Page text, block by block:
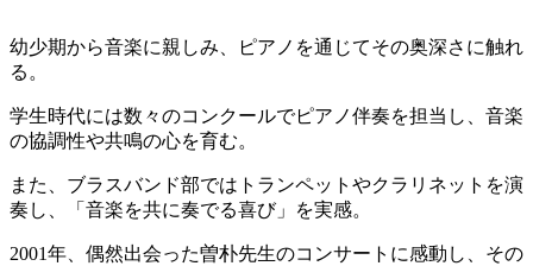
幼少期から音楽に親しみ、ピアノを通じてその奥深さに触れ
る。
学生時代には数々のコンクールでピアノ伴奏を担当し、音楽
の協調性や共鳴の心を育む。
また、ブラスバンド部ではトランペットやクラリネットを演
奏し、「音楽を共に奏でる喜び」を実感。
2001年、偶然出会った曽朴先生のコンサートに感動し、その